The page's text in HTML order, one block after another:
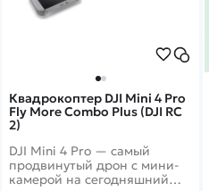
Квадрокоптер DJI Mini 4 Pro
Fly More Combo Plus (DJI RC
2)
DJI Mini 4 Pro — самый
продвинутый дрон с мини-
камерой на сегодняшний